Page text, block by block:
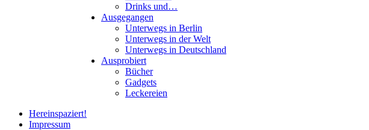
Drinks und…
Ausgegangen
Unterwegs in Berlin
Unterwegs in der Welt
Unterwegs in Deutschland
Ausprobiert
Bücher
Gadgets
Leckereien
Hereinspaziert!
Impressum